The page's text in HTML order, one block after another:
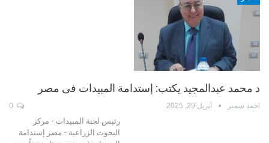
د محمد عبدالمجيد يكتب: إستدامة المبيدات فى مصر
احمد سمير أبريل 29, 2025
رئيس لجنة المبيدات - مركز
البحوث الزراعية - مصر إستدامة